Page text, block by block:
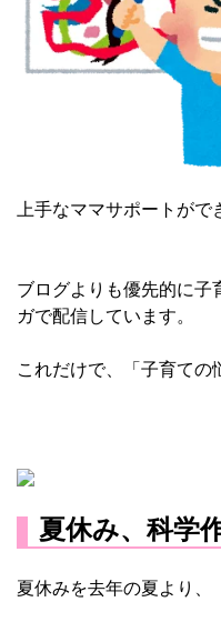
上手なママサポートがで
ブログよりも優先的に子
ガで配信しています。
これだけで、「子育ての
夏休み、科学
夏休みを去年の夏より、